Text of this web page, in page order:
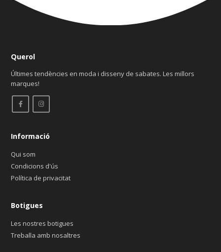
Querol
Últimes tendències en moda i disseny de sabates. Les millors
marques!
Informació
Qui som
Condicions d'ús
Política de privacitat
Botigues
Les nostres botigues
Treballa amb nosaltres